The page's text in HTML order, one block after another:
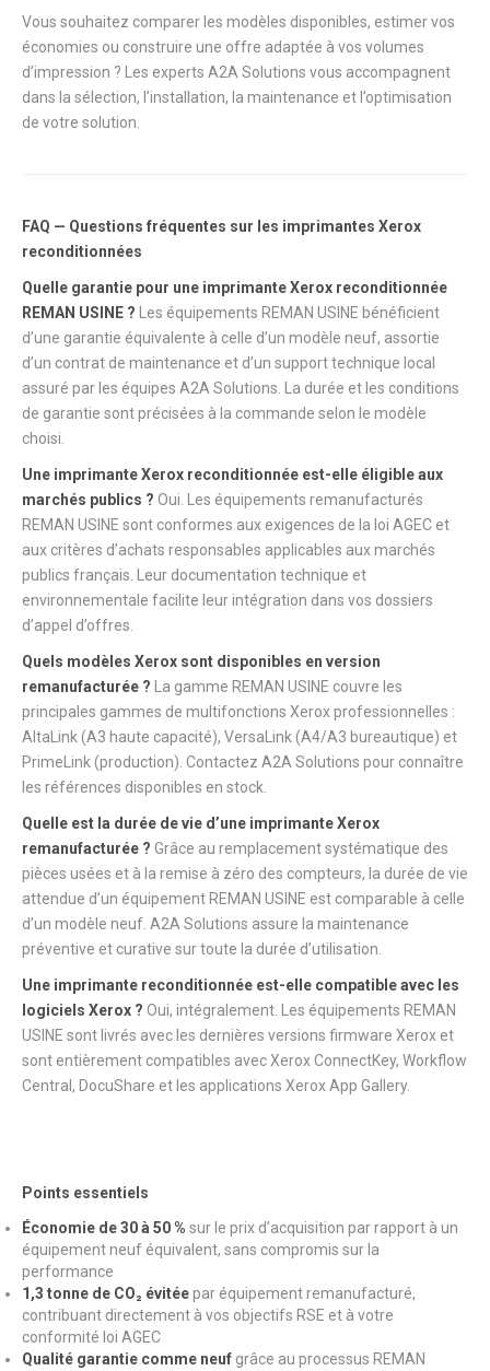
Vous souhaitez comparer les modèles disponibles, estimer vos
économies ou construire une offre adaptée à vos volumes
d’impression ? Les experts A2A Solutions vous accompagnent
dans la sélection, l’installation, la maintenance et l’optimisation
de votre solution.
FAQ — Questions fréquentes sur les imprimantes Xerox
reconditionnées
Quelle garantie pour une imprimante Xerox reconditionnée
REMAN USINE ? Les équipements REMAN USINE bénéficient
d’une garantie équivalente à celle d’un modèle neuf, assortie
d’un contrat de maintenance et d’un support technique local
assuré par les équipes A2A Solutions. La durée et les conditions
de garantie sont précisées à la commande selon le modèle
choisi.
Une imprimante Xerox reconditionnée est-elle éligible aux
marchés publics ? Oui. Les équipements remanufacturés
REMAN USINE sont conformes aux exigences de la loi AGEC et
aux critères d’achats responsables applicables aux marchés
publics français. Leur documentation technique et
environnementale facilite leur intégration dans vos dossiers
d’appel d’offres.
Quels modèles Xerox sont disponibles en version
remanufacturée ? La gamme REMAN USINE couvre les
principales gammes de multifonctions Xerox professionnelles :
AltaLink (A3 haute capacité), VersaLink (A4/A3 bureautique) et
PrimeLink (production). Contactez A2A Solutions pour connaître
les références disponibles en stock.
Quelle est la durée de vie d’une imprimante Xerox
remanufacturée ? Grâce au remplacement systématique des
pièces usées et à la remise à zéro des compteurs, la durée de vie
attendue d’un équipement REMAN USINE est comparable à celle
d’un modèle neuf. A2A Solutions assure la maintenance
préventive et curative sur toute la durée d’utilisation.
Une imprimante reconditionnée est-elle compatible avec les
logiciels Xerox ? Oui, intégralement. Les équipements REMAN
USINE sont livrés avec les dernières versions firmware Xerox et
sont entièrement compatibles avec Xerox ConnectKey, Workflow
Central, DocuShare et les applications Xerox App Gallery.
Points essentiels
Économie de 30 à 50 % sur le prix d’acquisition par rapport à un
équipement neuf équivalent, sans compromis sur la
performance
1,3 tonne de CO₂ évitéepar équipement remanufacturé,
contribuant directement à vos objectifs RSE et à votre
conformité loi AGEC
Qualité garantie comme neuf grâce au processus REMAN